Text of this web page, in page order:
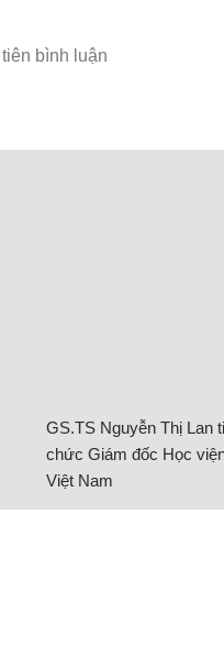
GS.TS Nguyễn Thị Lan
chức Giám đốc Học
Việt Nam